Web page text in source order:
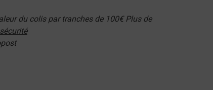
du colis par tranches de 100€ Plus de